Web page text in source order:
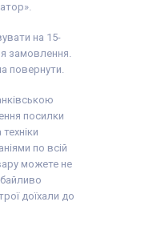
на 15-
замовлення.
повернути.
посилки
по всій
можете не
доїхали до